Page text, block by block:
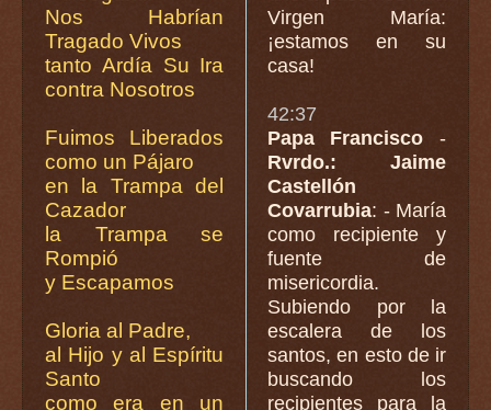
Nos Habrían
Tragado Vivos
tanto Ardía Su Ira
contra Nosotros
Fuimos Liberados
como un Pájaro
en la Trampa del
Cazador
la Trampa se
Rompió
y Escapamos
Gloria al Padre,
al Hijo y al Espíritu
Santo
como era en un
Virgen María:
¡estamos en su
casa!
42:37
Papa Francisco -
Rvrdo.: Jaime
Castellón
Covarrubia: - María
como recipiente y
fuente de
misericordia.
Subiendo por la
escalera de los
santos, en esto de ir
buscando los
recipientes para la